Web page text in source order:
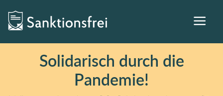
Solidarisch durch die
Pandemie!